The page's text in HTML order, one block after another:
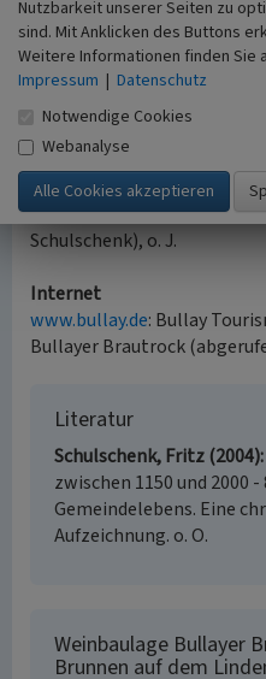
Grundein wesentlicher für
„Staatlich anerkannter
(Cali Burton, Universität
Quelle
„Die Geschichte des Bullayer
(unveröffentlichtes
Schulschenk), o. J.
Internet
www.bullay.de: Bullay
Bullayer Brautrock
Literatur
Schulschenk, Fritz (2004)
zwischen 1150 und 2000
Gemeindelebens. Eine
Aufzeichnung. o. O.
Weinbaulage Bullayer
Brunnen auf dem
Nutzbarkeit unserer Seiten zu
sind. Mit Anklicken des Buttons
Weitere Informationen finden Sie
Impressum | Datenschutz
Notwendige Cookies
Webanalyse